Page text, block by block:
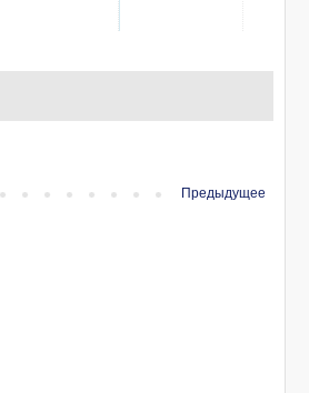
Предыдущее